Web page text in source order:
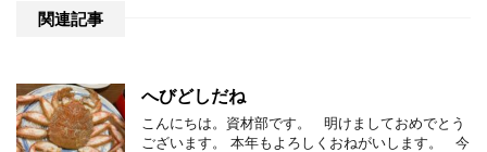
関連記事
へびどしだね
こんにちは。資材部です。 明けましておめでとう
ございます。 本年もよろしくおねがいします。 今